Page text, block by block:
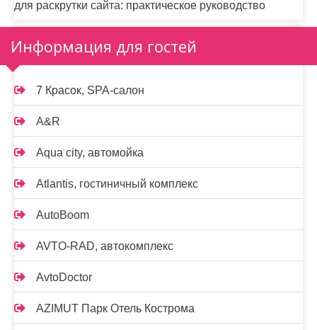
для раскрутки сайта: практическое руководство
Информация для гостей
7 Красок, SPA-салон
A&R
Aqua city, автомойка
Atlantis, гостиничный комплекс
AutoBoom
AVTO-RAD, автокомплекс
AvtoDoctor
AZIMUT Парк Отель Кострома